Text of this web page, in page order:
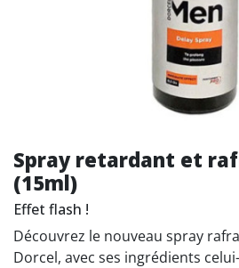
Spray retardant et
(15ml)
Effet flash !
Découvrez le nouveau spray
Dorcel, avec ses ingrédients